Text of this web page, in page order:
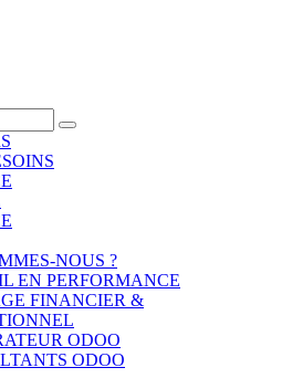
NOUS ?
EN PERFORMANCE
FINANCIER &
ODOO
ODOO